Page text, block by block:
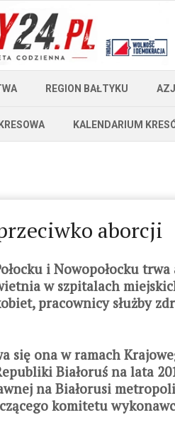
REGION BAŁTYKU
KALENDARIUM
aborcji
i Nowopołocku trwa
w szpitalach
pracownicy służby
się ona w ramach
Białoruś na lata
na Białorusi
komitetu